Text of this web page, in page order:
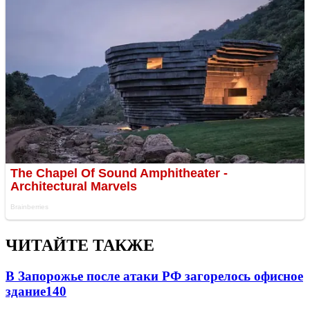
ЧИТАЙТЕ ТАКЖЕ
В Запорожье после атаки РФ загорелось офисное
здание140